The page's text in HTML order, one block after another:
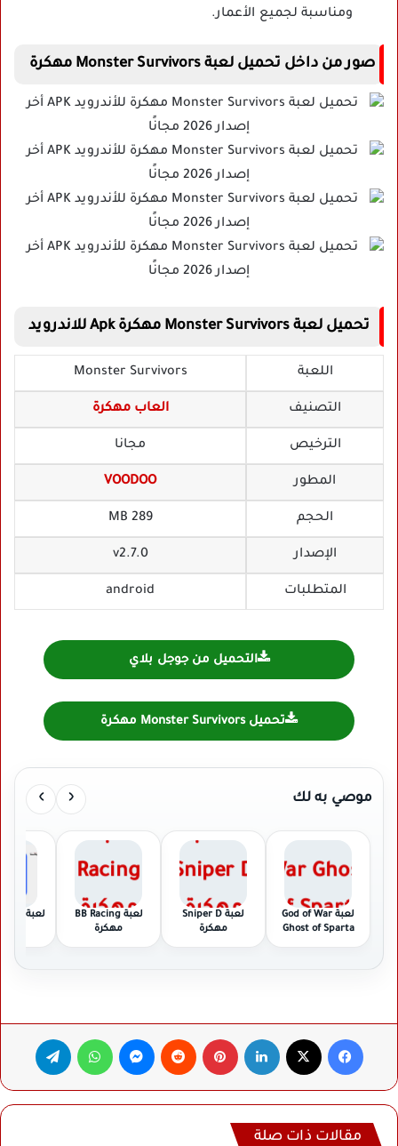
ومناسبة لجميع الأعمار.
صور من داخل تحميل لعبة Monster Survivors مهكرة
تحميل لعبة Monster Survivors مهكرة Apk للاندرويد
اللعبة Monster Survivors
التصنيف العاب مهكرة
الترخيص مجانا
المطور VOODOO
الحجم 289 MB
الإصدار v2.7.0
المتطلبات android
التحميل من جوجل بلاي
تحميل Monster Survivors مهكرة
موصي به لك ‹
›
لعبة God of War
Ghost of Sparta
لعبة Sniper D
مهكرة
لعبة BB Racing
مهكرة
لعبة Roblox مهكرة
فيسبوك لينكدإن بينتيريست ماسنجر واتساب
مقالات ذات صلة